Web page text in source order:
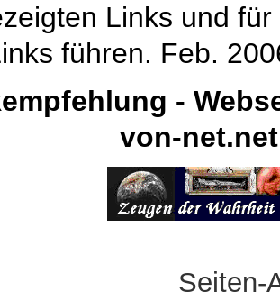
Links und
führen. Feb.
-
von-net.net
Seiten-